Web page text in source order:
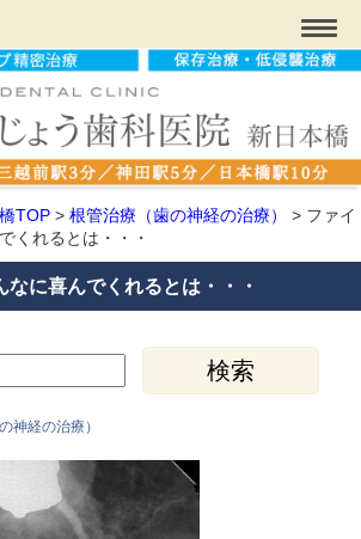
TOP > 根管治療（歯の神経の治療） > ファイ
くれるとは・・・
なに喜んでくれるとは・・・
神経の治療）